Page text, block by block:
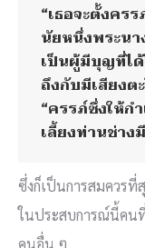
“เธอจะตั้งคร
นัยหนึ่งพระน
เป็นผู้มีบุญที่ไ
ถึงกับมีเสียงต
“ครรภ์ซึ่งให้ก
เลี้ยงท่านช่าง
ซึ่งก็เป็นการสมควรที่
ในประสบการณ์นี้คน
คนอื่น ๆ